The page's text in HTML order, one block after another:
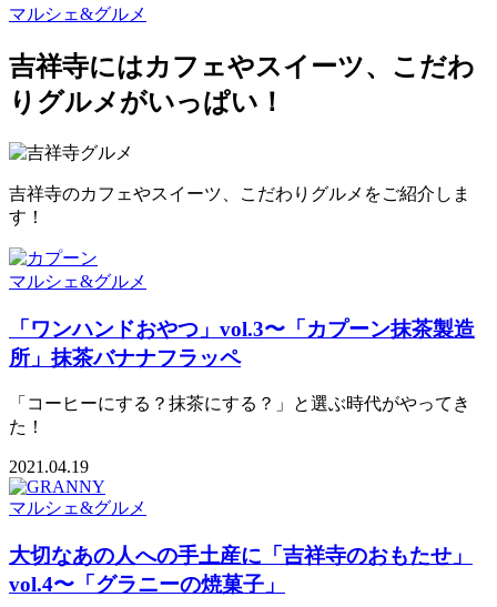
マルシェ&グルメ
吉祥寺にはカフェやスイーツ、こだわ
りグルメがいっぱい！
吉祥寺のカフェやスイーツ、こだわりグルメをご紹介しま
す！
マルシェ&グルメ
「ワンハンドおやつ」vol.3〜「カプーン抹茶製造
所」抹茶バナナフラッペ
「コーヒーにする？抹茶にする？」と選ぶ時代がやってき
た！
2021.04.19
マルシェ&グルメ
大切なあの人への手土産に「吉祥寺のおもたせ」
vol.4〜「グラニーの焼菓子」